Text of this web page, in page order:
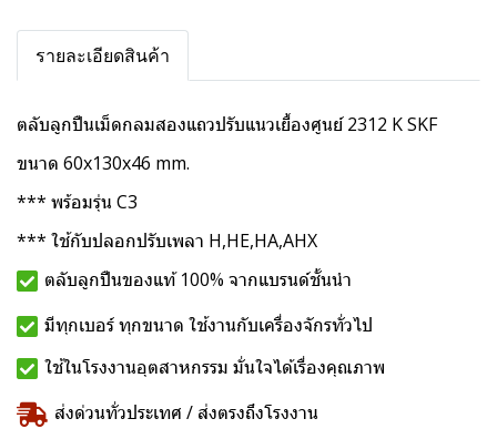
รายละเอียดสินค้า
ตลับลูกปืนเม็ดกลมสองแถวปรับแนวเยื้องศูนย์ 2312 K SKF
ขนาด 60x130x46 mm.
*** พร้อมรุ่น C3
*** ใช้กับปลอกปรับเพลา H,HE,HA,AHX
ตลับลูกปืนของแท้ 100% จากแบรนด์ชั้นนำ
มีทุกเบอร์ ทุกขนาด ใช้งานกับเครื่องจักรทั่วไป
ใช้ในโรงงานอุตสาหกรรม มั่นใจได้เรื่องคุณภาพ
ส่งด่วนทั่วประเทศ / ส่งตรงถึงโรงงาน